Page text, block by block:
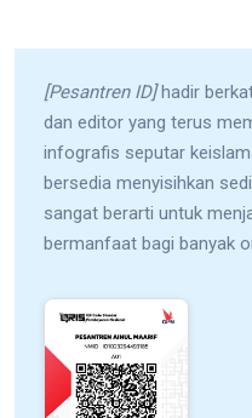
[Pesantren ID]hadir
dan editor yang terus
infografis seputar
bersedia menyisihkan
sangat berarti untuk
bermanfaat bagi banyak